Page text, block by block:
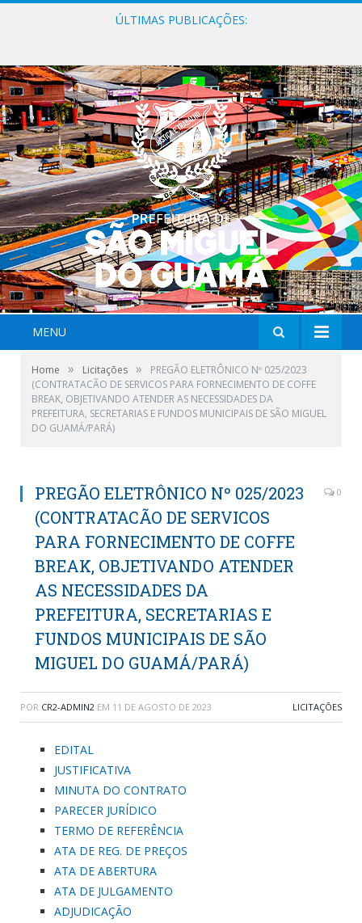
ÚLTIMAS PUBLICAÇÕES:
MENU
Home » Licitações »
PREGÃO ELETRÔNICO Nº 025/2023
(CONTRATACÃO DE SERVICOS PARA FORNECIMENTO DE COFFE
BREAK, OBJETIVANDO ATENDER AS NECESSIDADES DA
PREFEITURA, SECRETARIAS E FUNDOS MUNICIPAIS DE SÃO MIGUEL
DO GUAMÁ/PARÁ)
PREGÃO ELETRÔNICO Nº 025/2023
(CONTRATACÃO DE SERVICOS
PARA FORNECIMENTO DE COFFE
BREAK, OBJETIVANDO ATENDER
AS NECESSIDADES DA
PREFEITURA, SECRETARIAS E
FUNDOS MUNICIPAIS DE SÃO
MIGUEL DO GUAMÁ/PARÁ)
0
POR CR2-ADMIN2 EM 11 DE AGOSTO DE 2023 LICITAÇÕES
EDITAL
JUSTIFICATIVA
MINUTA DO CONTRATO
PARECER JURÍDICO
TERMO DE REFERÊNCIA
ATA DE REG. DE PREÇOS
ATA DE ABERTURA
ATA DE JULGAMENTO
ADJUDICAÇÃO